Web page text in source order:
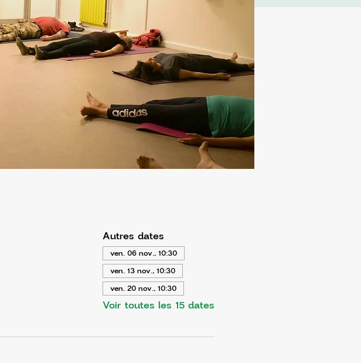
Autres dates
ven. 06 nov., 10:30
ven. 13 nov., 10:30
ven. 20 nov., 10:30
Voir toutes les 15 dates